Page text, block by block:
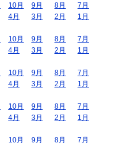
10月 9月 8月
7月
4月 3月 2月
1月
10月 9月 8月
7月
4月 3月 2月
1月
10月 9月 8月
7月
4月 3月 2月
1月
10月 9月 8月
7月
4月 3月 2月
1月
10月 9月 8月 7月